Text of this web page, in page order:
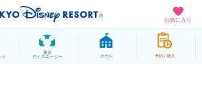
お気に入り
ド
東京
ディズニーシー ホテル 予約 / 購入